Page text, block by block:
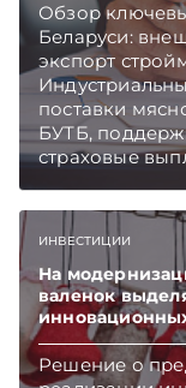
Обзор
Беларуси:
экспорт
поставки
БУТБ,
страховые
рост продаж
Главное об
чем в новостях
ИНВЕСТИЦИИ
На
валенок
Решение о